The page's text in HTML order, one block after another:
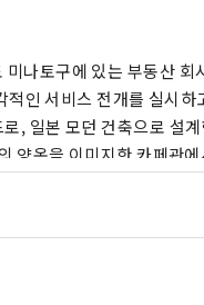
나토구에 있는 부동산 회
인 서비스 전개를 실시
, 일본 모던 건축으로 설
양옥을 이미지한 카페관
숍 등, 오감으로 즐길 수